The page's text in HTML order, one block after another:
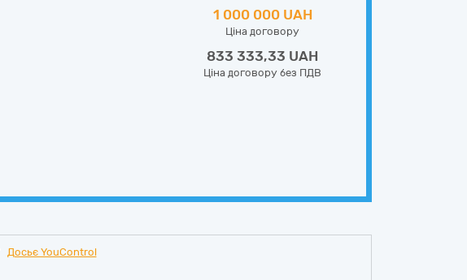
1 000 000 UAH
Ціна договору
833 333,33 UAH
Ціна договору без ПДВ
Досьє YouControl